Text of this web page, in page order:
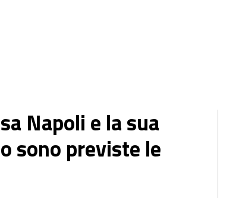
Napoli e la sua
sono previste le